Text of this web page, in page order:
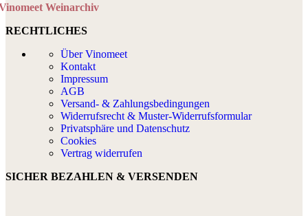
Weinarchiv
RECHTLICHES
Über Vinomeet
Kontakt
Impressum
AGB
Versand- & Zahlungsbedingungen
Widerrufsrecht & Muster-Widerrufsformular
Privatsphäre und Datenschutz
Cookies
Vertrag widerrufen
SICHER BEZAHLEN & VERSENDEN